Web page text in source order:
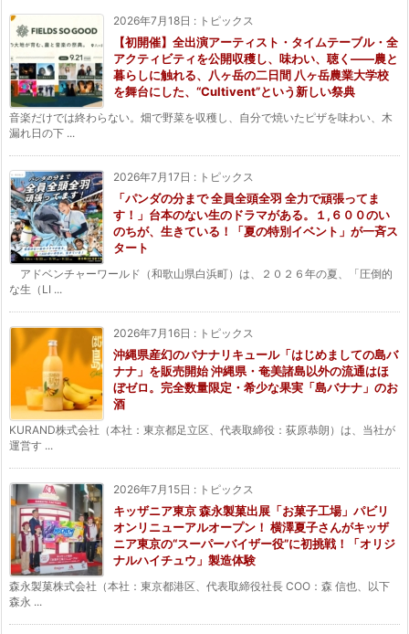
2026年7月18日 : トピックス
【初開催】全出演アーティスト・タイムテーブル・全
アクティビティを公開収穫し、味わい、聴く——農と
暮らしに触れる、八ヶ岳の二日間 八ヶ岳農業大学校
を舞台にした、“Cultivent”という新しい祭典
音楽だけでは終わらない。畑で野菜を収穫し、自分で焼いたピザを味わい、木
漏れ日の下 ...
2026年7月17日 : トピックス
「パンダの分まで 全員全頭全羽 全力で頑張ってま
す！」台本のない生のドラマがある。１,６００のい
のちが、生きている！「夏の特別イベント」が一斉ス
タート
アドベンチャーワールド（和歌山県白浜町）は、２０２６年の夏、「圧倒的
な生（LI ...
2026年7月16日 : トピックス
沖縄県産幻のバナナリキュール「はじめましての島バ
ナナ」を販売開始 沖縄県・奄美諸島以外の流通はほ
ぼゼロ。完全数量限定・希少な果実「島バナナ」のお
酒
KURAND株式会社（本社：東京都足立区、代表取締役：荻原恭朗）は、当社が
運営す ...
2026年7月15日 : トピックス
キッザニア東京 森永製菓出展「お菓子工場」パビリ
オンリニューアルオープン！ 横澤夏子さんがキッザ
ニア東京の“スーパーバイザー役”に初挑戦！「オリジ
ナルハイチュウ」製造体験
森永製菓株式会社（本社：東京都港区、代表取締役社長 COO：森 信也、以下
森永 ...